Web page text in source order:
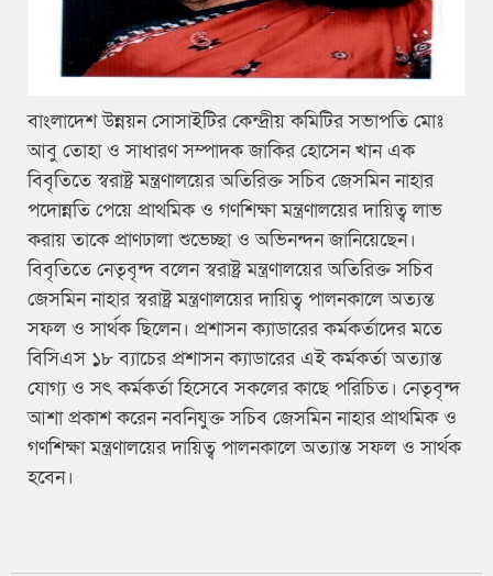
বাংলাদেশ উন্নয়ন সোসাইটির কেন্দ্রীয় কমিটির সভাপতি মোঃ
আবু তোহা ও সাধারণ সম্পাদক জাকির হোসেন খান এক
বিবৃতিতে স্বরাষ্ট্র মন্ত্রণালয়ের অতিরিক্ত সচিব জেসমিন নাহার
পদোন্নতি পেয়ে প্রাথমিক ও গণশিক্ষা মন্ত্রণালয়ের দায়িত্ব লাভ
করায় তাকে প্রাণঢালা শুভেচ্ছা ও অভিনন্দন জানিয়েছেন।
বিবৃতিতে নেতৃবৃন্দ বলেন স্বরাষ্ট্র মন্ত্রণালয়ের অতিরিক্ত সচিব
জেসমিন নাহার স্বরাষ্ট্র মন্ত্রণালয়ের দায়িত্ব পালনকালে অত্যন্ত
সফল ও সার্থক ছিলেন। প্রশাসন ক্যাডারের কর্মকর্তাদের মতে
বিসিএস ১৮ ব্যাচের প্রশাসন ক্যাডারের এই কর্মকর্তা অত্যান্ত
যোগ্য ও সৎ কর্মকর্তা হিসেবে সকলের কাছে পরিচিত। নেতৃবৃন্দ
আশা প্রকাশ করেন নবনিযুক্ত সচিব জেসমিন নাহার প্রাথমিক ও
গণশিক্ষা মন্ত্রণালয়ের দায়িত্ব পালনকালে অত্যান্ত সফল ও সার্থক
হবেন।